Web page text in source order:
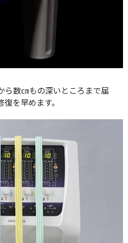
ら数㎝もの深いところまで届
を早めます。